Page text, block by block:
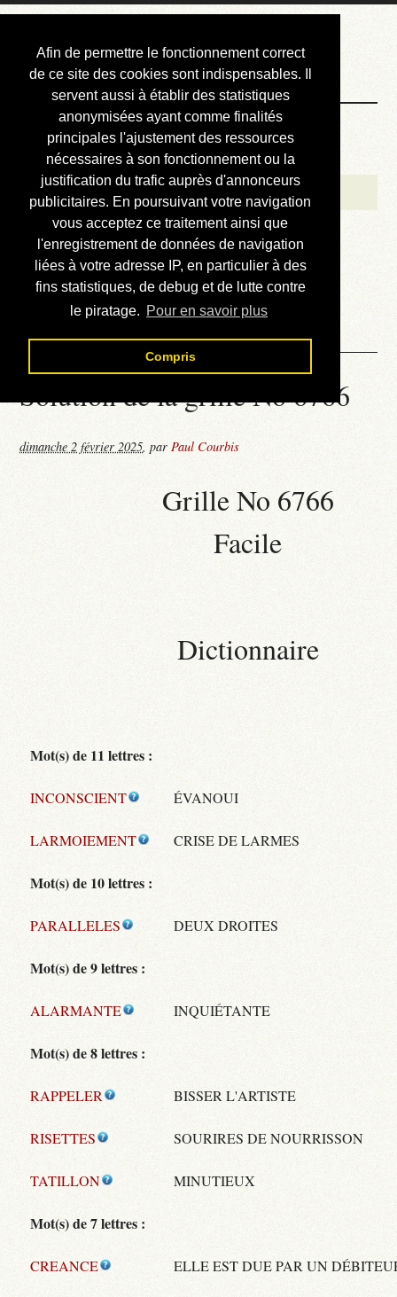
Afin de permettre le fonctionnement correct
de ce site des cookies sont indispensables. Il
servent aussi à établir des statistiques
anonymisées ayant comme finalités
principales l'ajustement des ressources
nécessaires à son fonctionnement ou la
justification du trafic auprès d'annonceurs
publicitaires. En poursuivant votre navigation
vous acceptez ce traitement ainsi que
l'enregistrement de données de navigation
liées à votre adresse IP, en particulier à des
fins statistiques, de debug et de lutte contre
le piratage. Pour en savoir plus
Compris
Courbis, « LE »
Blog Officiel
Bienvenue
Réalisations
Divers (et d’été)
Annonces
Liens externes
Téléchargement
Contact
Solution de la grille No 6766
dimanche 2 février 2025,parPaul Courbis
Grille No 6766
Facile
Dictionnaire
Mot(s) de 11 lettres :
INCONSCIENT ÉVANOUI
LARMOIEMENT CRISE DE LARMES
Mot(s) de 10 lettres :
PARALLELES DEUX DROITES
Mot(s) de 9 lettres :
ALARMANTE INQUIÉTANTE
Mot(s) de 8 lettres :
RAPPELER BISSER L'ARTISTE
RISETTES SOURIRES DE NOURRISSON
TATILLON MINUTIEUX
Mot(s) de 7 lettres :
CREANCE ELLE EST DUE PAR UN